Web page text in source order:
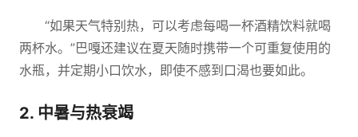
“如果天气特别热，可以考虑每喝一杯酒精饮料就喝
两杯水。”巴嘎还建议在夏天随时携带一个可重复使用的
水瓶，并定期小口饮水，即使不感到口渴也要如此。
2. 中暑与热衰竭